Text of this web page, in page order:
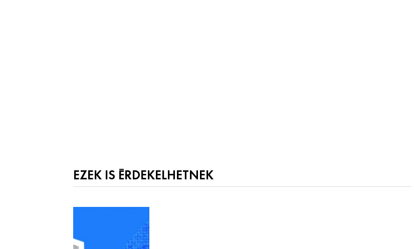
EZEK IS ÉRDEKELHETNEK